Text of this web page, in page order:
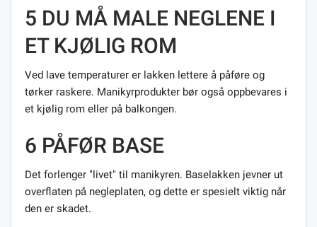
5 DU MÅ MALE NEGLENE I
ET KJØLIG ROM
Ved lave temperaturer er lakken lettere å påføre og
tørker raskere. Manikyrprodukter bør også oppbevares i
et kjølig rom eller på balkongen.
6 PÅFØR BASE
Det forlenger "livet" til manikyren. Baselakken jevner ut
overflaten på negleplaten, og dette er spesielt viktig når
den er skadet.